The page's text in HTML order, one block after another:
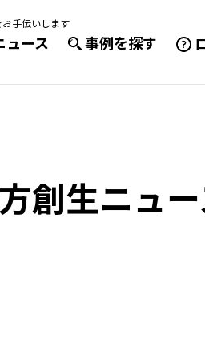
手伝いします
ュース 事例を探す
創生ニュ